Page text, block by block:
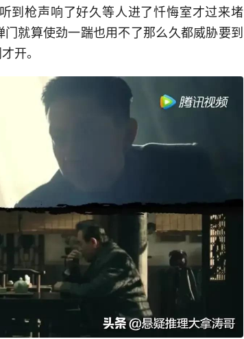
到枪声响了好久等人进了忏悔室才过来堵
就算使劲一踹也用不了那么久都威胁要到
开。